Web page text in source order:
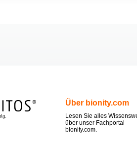
Über bionity.com
Lesen Sie alles
über unser Fachportal
bionity.com.